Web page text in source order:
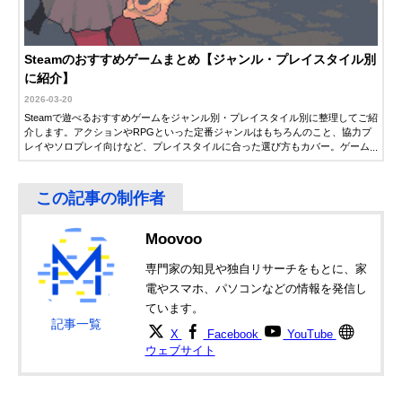
Steamのおすすめゲームまとめ【ジャンル・プレイスタイル別
に紹介】
2026-03-20
Steamで遊べるおすすめゲームをジャンル別・プレイスタイル別に整理してご紹
介します。アクションやRPGといった定番ジャンルはもちろんのこと、協力プ
レイやソロプレイ向けなど、プレイスタイルに合った選び方もカバー。ゲーム
記事一覧
Moovoo
専門家の知見や独自リサーチをもとに、家
電やスマホ、パソコンなどの情報を発信し
ています。
X Facebook
YouTube
ウェブサイト